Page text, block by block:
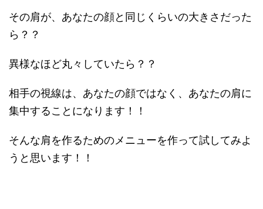
その肩が、あなたの顔と同じくらいの大きさだった
ら？？
異様なほど丸々していたら？？
相手の視線は、あなたの顔ではなく、あなたの肩に
集中することになります！！
そんな肩を作るためのメニューを作って試してみよ
うと思います！！